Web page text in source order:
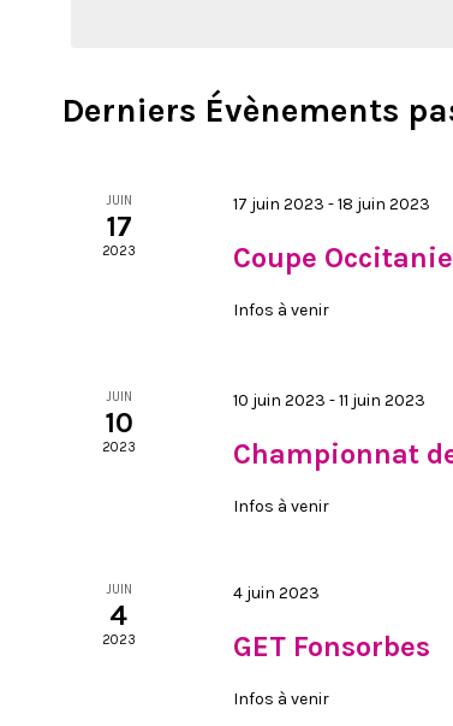
VUES
ÉVÈNEMENTS
Derniers Évènements
JUIN
17
2023
17 juin 2023 -18 juin 2023
Coupe
Infos à venir
JUIN
10
2023
10 juin 2023 -11 juin 2023
Championnat
Infos à venir
JUIN
4
2023
4 juin 2023
GET Fonsorbes
Infos à venir